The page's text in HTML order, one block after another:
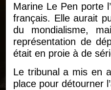
Marine Le Pen porte
français. Elle aurait
du mondialisme,
représentation de
était en proie à de
Le tribunal a mis en
place pour détourner